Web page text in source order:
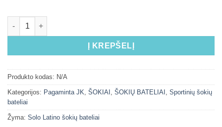
Į KREPŠELĮ
Produkto kodas: N/A
Kategorijos: Pagaminta JK, ŠOKIAI , ŠOKIŲ BATELIAI , Sportinių šokių
bateliai
Žyma: Solo Latino šokių bateliai